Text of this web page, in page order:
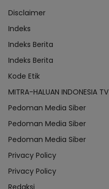
Disclaimer
Indeks
Indeks Berita
Indeks Berita
Kode Etik
MITRA-HALUAN INDONESIA TV
Pedoman Media Siber
Pedoman Media Siber
Pedoman Media Siber
Privacy Policy
Privacy Policy
Redaksi